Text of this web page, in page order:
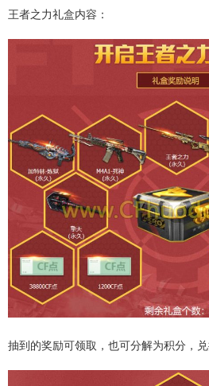
王者之力礼盒内容：
抽到的奖励可领取，也可分解为积分，兑